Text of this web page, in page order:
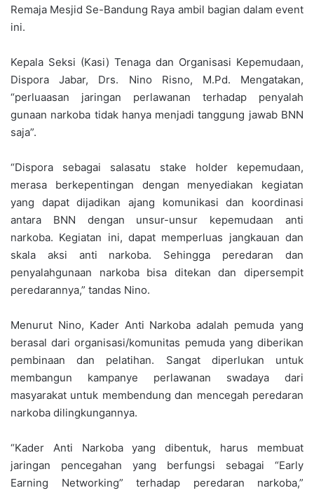
Remaja Mesjid Se-Bandung Raya ambil bagian dalam event
ini.
Kepala Seksi (Kasi) Tenaga dan Organisasi Kepemudaan,
Dispora Jabar, Drs. Nino Risno, M.Pd. Mengatakan,
“perluaasan jaringan perlawanan terhadap penyalah
gunaan narkoba tidak hanya menjadi tanggung jawab BNN
saja”.
“Dispora sebagai salasatu stake holder kepemudaan,
merasa berkepentingan dengan menyediakan kegiatan
yang dapat dijadikan ajang komunikasi dan koordinasi
antara BNN dengan unsur-unsur kepemudaan anti
narkoba. Kegiatan ini, dapat memperluas jangkauan dan
skala aksi anti narkoba. Sehingga peredaran dan
penyalahgunaan narkoba bisa ditekan dan dipersempit
peredarannya,” tandas Nino.
Menurut Nino, Kader Anti Narkoba adalah pemuda yang
berasal dari organisasi/komunitas pemuda yang diberikan
pembinaan dan pelatihan. Sangat diperlukan untuk
membangun kampanye perlawanan swadaya dari
masyarakat untuk membendung dan mencegah peredaran
narkoba dilingkungannya.
“Kader Anti Narkoba yang dibentuk, harus membuat
jaringan pencegahan yang berfungsi sebagai “Early
Earning Networking” terhadap peredaran narkoba,”